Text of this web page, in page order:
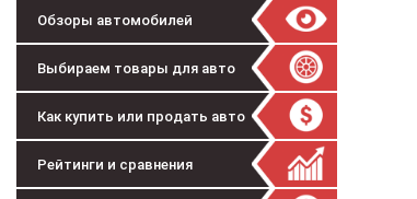
Обзоры автомобилей
Выбираем товары для авто
Как купить или продать авто
Рейтинги и сравнения